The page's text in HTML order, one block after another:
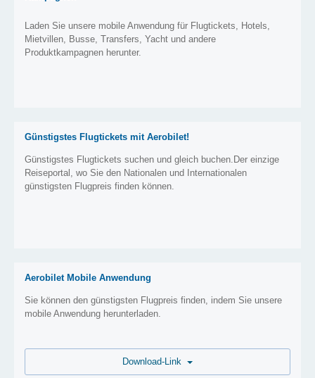
Laden Sie unsere mobile Anwendung für Flugtickets, Hotels,
Mietvillen, Busse, Transfers, Yacht und andere
Produktkampagnen herunter.
Günstigstes Flugtickets mit Aerobilet!
Günstigstes Flugtickets suchen und gleich buchen.Der einzige
Reiseportal, wo Sie den Nationalen und Internationalen
günstigsten Flugpreis finden können.
Aerobilet Mobile Anwendung
Sie können den günstigsten Flugpreis finden, indem Sie unsere
mobile Anwendung herunterladen.